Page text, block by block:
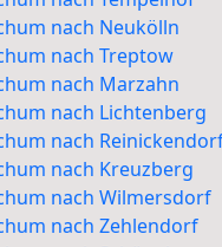
nach Neukölln
nach Treptow
nach Marzahn
nach Lichtenberg
nach
nach Kreuzberg
nach Wilmersdorf
nach Zehlendorf